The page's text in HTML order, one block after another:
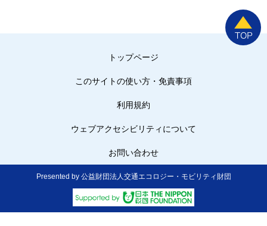
トップページ
このサイトの使い方・免責事項
利用規約
ウェブアクセシビリティについて
お問い合わせ
Presented by 公益財団法人交通エコロジー・モビリティ財団